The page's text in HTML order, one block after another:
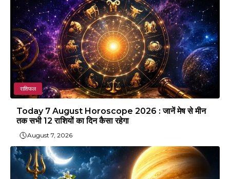
राशिफल
Today 7 August Horoscope 2026 : जानें मेष से मीन
तक सभी 12 राशियों का दिन कैसा रहेगा
August 7, 2026